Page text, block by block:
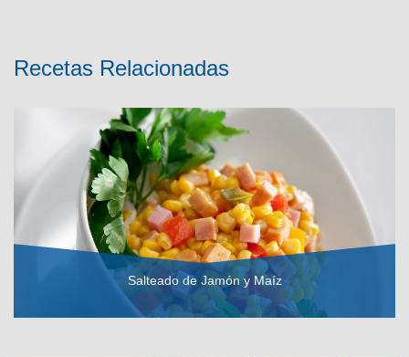
Recetas Relacionadas
Salteado de Jamón y Maíz